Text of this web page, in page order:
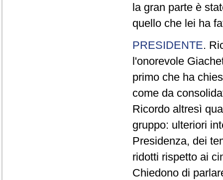
la gran parte è
quello che lei ha
PRESIDENTE.
l'onorevole
primo che ha
come da
Ricordo altresì
gruppo: ulteriori
Presidenza, dei
ridotti rispetto ai
Chiedono di